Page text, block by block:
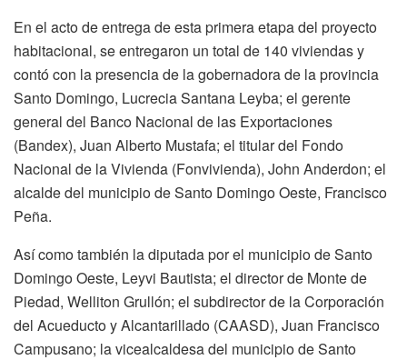
En el acto de entrega de esta primera etapa del proyecto
habitacional, se entregaron un total de 140 viviendas y
contó con la presencia de la gobernadora de la provincia
Santo Domingo, Lucrecia Santana Leyba; el gerente
general del Banco Nacional de las Exportaciones
(Bandex), Juan Alberto Mustafa; el titular del Fondo
Nacional de la Vivienda (Fonvivienda), John Anderdon; el
alcalde del municipio de Santo Domingo Oeste, Francisco
Peña.
Así como también la diputada por el municipio de Santo
Domingo Oeste, Leyvi Bautista; el director de Monte de
Piedad, Welliton Grullón; el subdirector de la Corporación
del Acueducto y Alcantarillado (CAASD), Juan Francisco
Campusano; la vicealcaldesa del municipio de Santo